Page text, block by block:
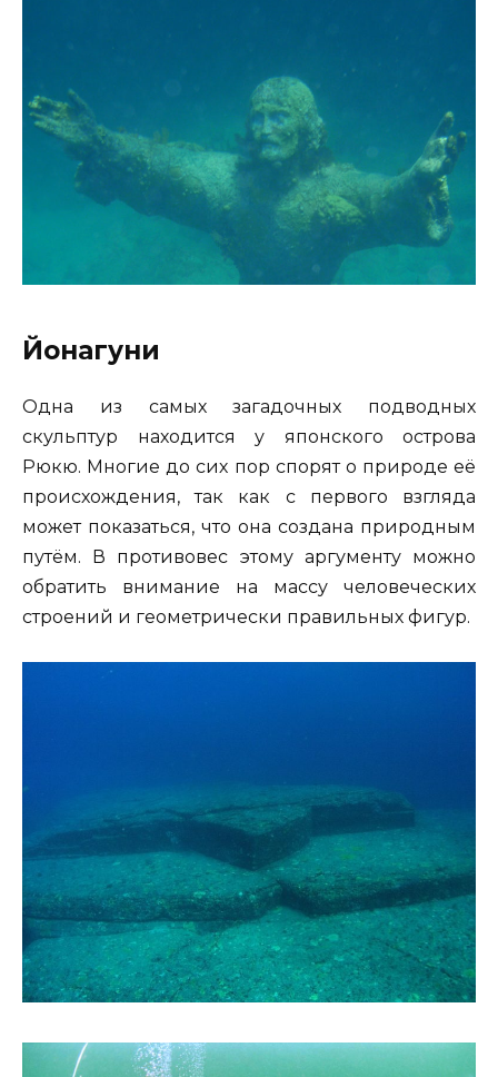
Йонагуни
Одна из самых загадочных подводных
скульптур находится у японского острова
Рюкю. Многие до сих пор спорят о природе её
происхождения, так как с первого взгляда
может показаться, что она создана природным
путём. В противовес этому аргументу можно
обратить внимание на массу человеческих
строений и геометрически правильных фигур.